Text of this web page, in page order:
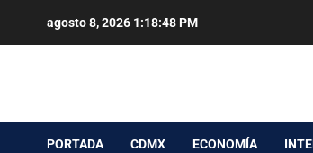
agosto 8, 2026 1:18:49 PM
PORTADA CDMX ECONOMÍA